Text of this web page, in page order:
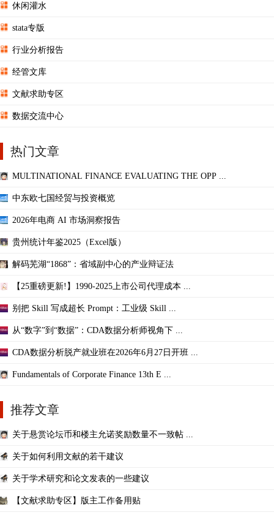
休闲灌水
stata专版
行业分析报告
经管文库
文献求助专区
数据交流中心
热门文章
MULTINATIONAL FINANCE EVALUATING THE OPP ...
中东欧七国经贸与投资概览
2026年电商 AI 市场洞察报告
贵州统计年鉴2025（Excel版）
解码芜湖“1868”：省域副中心的产业辩证法
【25重磅更新!】1990-2025上市公司代理成本 ...
别把 Skill 写成超长 Prompt：工业级 Skill ...
从“数字”到“数据”：CDA数据分析师视角下 ...
CDA数据分析脱产就业班在2026年6月27日开班 ...
Fundamentals of Corporate Finance 13th E ...
推荐文章
关于悬赏论坛币和楼主允诺奖励数量不一致帖 ...
关于如何利用文献的若干建议
关于学术研究和论文发表的一些建议
【文献求助专区】版主工作备用贴